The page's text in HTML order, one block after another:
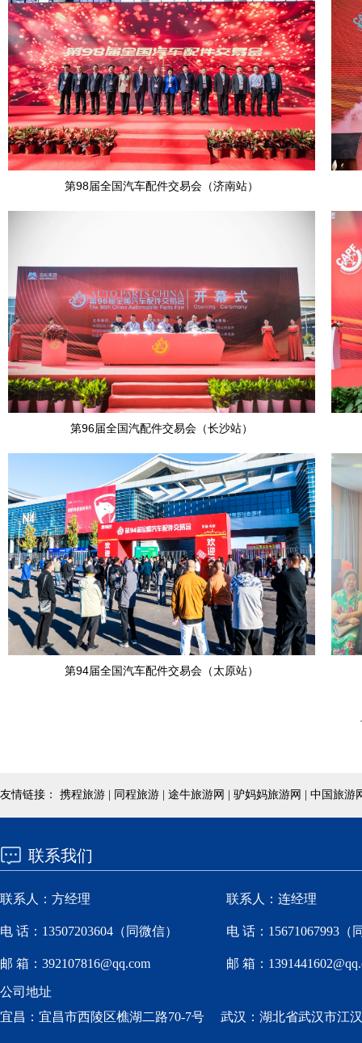
第98届全国汽车配件交易会（济南站）
第96届全国汽配件交易会（长沙站）
第94届全国汽车配件交易会（太原站）
友情链接： 携程旅游 | 同程旅游 | 途牛旅游网 | 驴妈妈旅游网 | 中国旅游
联系我们
联系人：方经理 联系人：连经理
电 话：13507203604（同微信） 电 话：15671067993（
邮 箱：392107816@qq.com 邮 箱：
公司地址
宜昌：宜昌市西陵区樵湖二路70-7号 武汉：湖北省武汉市江